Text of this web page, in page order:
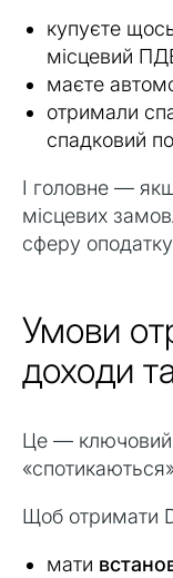
купуєте
місцевий
маєте
отримали
спадковий
І головне —
місцевих
сферу
Умови
доходи
Це — ключовий
Щоб отримати
мати